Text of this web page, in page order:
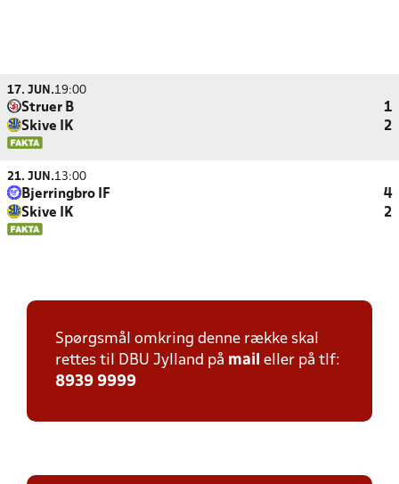
17. JUN.19:00
Struer B
1
Skive IK
2
21. JUN.13:00
Bjerringbro IF
4
Skive IK
2
Spørgsmål omkring denne række skal
rettes til DBU Jylland på mail eller på tlf:
8939 9999